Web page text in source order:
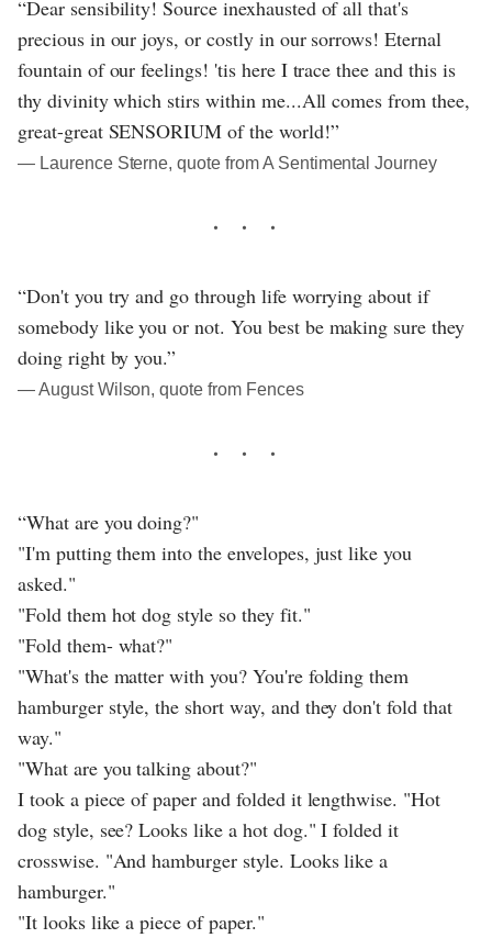
“Dear sensibility! Source inexhausted of all that's
precious in our joys, or costly in our sorrows! Eternal
fountain of our feelings! 'tis here I trace thee and this is
thy divinity which stirs within me...All comes from thee,
great-great SENSORIUM of the world!”
― Laurence Sterne, quote from A Sentimental Journey
“Don't you try and go through life worrying about if
somebody like you or not. You best be making sure they
doing right by you.”
― August Wilson, quote from Fences
“What are you doing?"
"I'm putting them into the envelopes, just like you
asked."
"Fold them hot dog style so they fit."
"Fold them- what?"
"What's the matter with you? You're folding them
hamburger style, the short way, and they don't fold that
way."
"What are you talking about?"
I took a piece of paper and folded it lengthwise. "Hot
dog style, see? Looks like a hot dog." I folded it
crosswise. "And hamburger style. Looks like a
hamburger."
"It looks like a piece of paper."